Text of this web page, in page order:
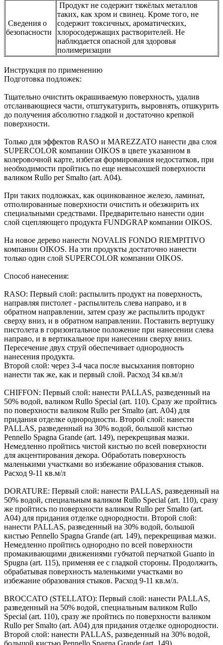
Сведения о
безопасности
Продукт не содержит тяжёлых металлов
таких, как хром и свинец. Кроме того, не
содержит токсичных, ароматических,
хлоросодержащих растворителей. Не
наблюдается опасной для здоровья
полимеризации
Инструкция по применению
Подготовка подложек:
Тщательно очистить окрашиваемую поверхность, удалив
отслаивающиеся части, отштукатурить, выровнять, отшкурить
до получения абсолютно гладкой и достаточно крепкой
поверхности.
Только для эффектов RASO и MAREZZATO нанести два слоя
SUPERCOLOR компании OIKOS в цвете указанном в
колеровочной карте, избегая формирования недостатков, при
необходимости пройтись по еще невысохшей поверхности
валиком Rullo per Smalto (art. A04).
При таких подложках, как оцинкованное железо, ламинат,
отполированные поверхности очистить и обезжирить их
специальными средствами. Предварительно нанести один
слой сцепляющего продукта FUNDGRAP компании OIKOS.
На новое дерево нанести NOVALIS FONDO RIEMPITIVO
компании OIKOS. На эти продукты достаточно нанести
только один слой SUPERCOLOR компании OIKOS.
Способ нанесения:
RASO: Первый слой: распылить продукт на поверхность,
направляя пистолет - распылитель слева направо, и в
обратном направлении, затем сразу же распылить продукт
сверху вниз, и в обратном направлении. Поставить вертушку
пистолета в горизонтальное положение при нанесении слева
направо, и в вертикальное при нанесении сверху вниз.
Пересечение двух струй обеспечивает однородность
нанесения продукта.
Второй слой: через 3-4 часа после высыхания повторно
нанести так же, как и первый слой. Расход 34 кв.м/л
CHIFFON: Первый слой: нанести PALLAS, разведенный на
50% водой, валиком Rullo Special (art. 110). Сразу же пройтись
по поверхности валиком Rullo per Smalto (art. A04) для
придания отделке однородности. Второй слой: нанести
PALLAS, разведенный на 30% водой, большой кистью
Pennello Spagna Grande (art. 149), перекрещивая мазки.
Немедленно пройтись чистой кистью по всей поверхности
для акцентирования декора. Обработать поверхность
маленькими участками во избежание образования стыков.
Расход 9-11 кв.м/л
DORATURE: Первый слой: нанести PALLAS, разведенный на
50% водой, специальным валиком Rullo Special (art. 110), сразу
же пройтись по поверхности валиком Rullo per Smalto (art.
A04) для придания отделке однородности. Второй слой:
нанести PALLAS, разведенный на 30% водой, большой
кистью Pennello Spagna Grande (art. 149), перекрещивая мазки.
Немедленно пройтись однородно по всей поверхности
промакивающими движениями губчатой перчаткой Guanto in
Spugna (art. 115), применяя ее с гладкой стороны. Продолжить,
обрабатывая поверхность маленькими участками во
избежание образования стыков. Расход 9-11 кв.м/л.
BROCCATO (STELLATO): Первый слой: нанести PALLAS,
разведенный на 50% водой, специальным валиком Rullo
Special (art. 110), сразу же пройтись по поверхности валиком
Rullo per Smalto (art. A04) для придания отделке однородности.
Второй слой: нанести PALLAS, разведенный на 30% водой,
большой кистью Pennello Spagna Grande (art. 149),